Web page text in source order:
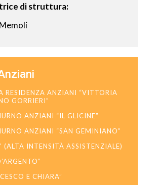
di struttura:
RESIDENZA ANZIANI “VITTORIA
GORRIERI”
ANZIANI “IL GLICINE”
ANZIANI “SAN GEMINIANO”
(ALTA INTENSITÀ ASSISTENZIALE)
E CHIARA”